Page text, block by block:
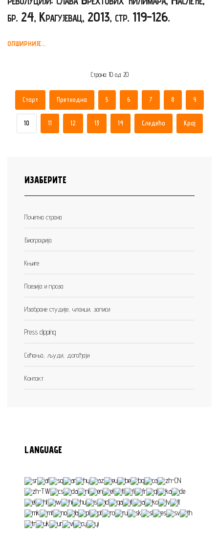
бр. 24, Крагујевац, 2013, стр. 119-126.
ОПШИРНИЈЕ...
Страна 10 од 20
Старт Претходна 5 6 7 8 9
10 11 12 13 14 Следећа Крај
ИЗАБЕРИТЕ
Почетна страна
Биографија
Књиге
Поезија и проза
Изабране студије, чланци, записи
Press clipping
Сећања, људи, догађаји
Контакт
LANGUAGE